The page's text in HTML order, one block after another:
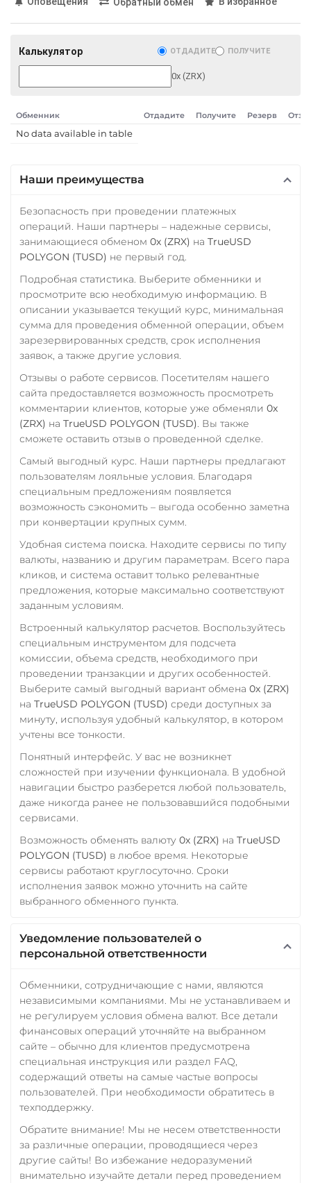
Tornado Cash (TORN)
TRUMP
Trust Wallet Token (TWT)
BEP20
Uniswap (UNI)
ERC20
USD Coin (USDC)
ERC20 BEP20
AVAX
SOL
Utopia USD (UUSD)
VeChain (VET)
Verge (XVG)
WAVES
Wrapped Bitcoin (WBTC)
ERC20
ERC20 BASE
Yearn.finance (YFI)
МТС Банк RUB
Открытие RUB
ОТП Банк
Ощадбанк UAH
Промсвязьбанк RUB
ПУМБ UAH
RUB UAH
РНКБ RUB
Росбанк RUB
Русский Стандарт RUB
Сбербанк
RUB QR RUB
Счет ИП/ООО
UAH USD
УкрСиббанк UAH
Центр Кредит KZT
Элкарт KGS
Обратный обмен
Калькулятор ОТДАДИТЕ ПОЛУЧИТЕ
0x (ZRX)
Обменник Отдадите Получите Резерв
No data available in table
Наши преимущества
Безопасность при проведении платежных
операций. Наши партнеры – надежные сервисы,
занимающиеся обменом 0x (ZRX) на TrueUSD
POLYGON (TUSD) не первый год.
Подробная статистика. Выберите обменники и
просмотрите всю необходимую информацию. В
описании указывается текущий курс, минимальная
сумма для проведения обменной операции, объем
зарезервированных средств, срок исполнения
заявок, а также другие условия.
Отзывы о работе сервисов. Посетителям нашего
сайта предоставляется возможность просмотреть
комментарии клиентов, которые уже обменяли 0x
(ZRX) на TrueUSD POLYGON (TUSD). Вы также
сможете оставить отзыв о проведенной сделке.
Самый выгодный курс. Наши партнеры предлагают
пользователям лояльные условия. Благодаря
специальным предложениям появляется
возможность сэкономить – выгода особенно заметна
при конвертации крупных сумм.
Удобная система поиска. Находите сервисы по типу
валюты, названию и другим параметрам. Всего пара
кликов, и система оставит только релевантные
предложения, которые максимально соответствуют
заданным условиям.
Встроенный калькулятор расчетов. Воспользуйтесь
специальным инструментом для подсчета
комиссии, объема средств, необходимого при
проведении транзакции и других особенностей.
Выберите самый выгодный вариант обмена 0x (ZRX)
на TrueUSD POLYGON (TUSD) среди доступных за
минуту, используя удобный калькулятор, в котором
учтены все тонкости.
Понятный интерфейс. У вас не возникнет
сложностей при изучении функционала. В удобной
навигации быстро разберется любой пользователь,
даже никогда ранее не пользовавшийся подобными
сервисами.
Возможность обменять валюту 0x (ZRX) на TrueUSD
POLYGON (TUSD) в любое время. Некоторые
сервисы работают круглосуточно. Сроки
исполнения заявок можно уточнить на сайте
выбранного обменного пункта.
Уведомление пользователей о
персональной ответственности
Обменники, сотрудничающие с нами, являются
независимыми компаниями. Мы не устанавливаем и
не регулируем условия обмена валют. Все детали
финансовых операций уточняйте на выбранном
сайте – обычно для клиентов предусмотрена
специальная инструкция или раздел FAQ,
содержащий ответы на самые частые вопросы
пользователей. При необходимости обратитесь в
техподдержку.
Обратите внимание! Мы не несем ответственности
за различные операции, проводящиеся через
другие сайты! Во избежание недоразумений
внимательно изучайте детали перед проведением